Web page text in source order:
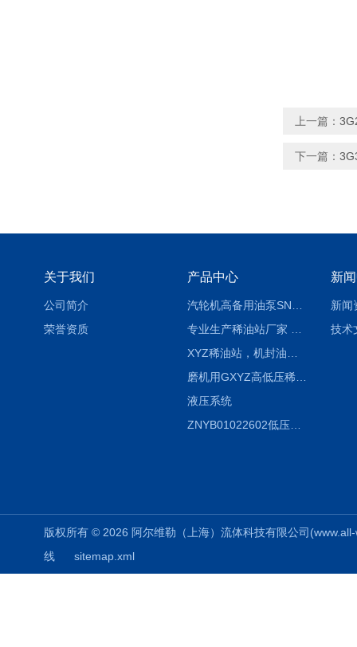
上一篇：
下一篇：
关于我们
公司简介
荣誉资质
产品中心
磨机用GXYZ高低压稀油站，静压油润滑系统
液压系统
ZNYB01022602低压螺杆泵
新
新闻
技术
版权所有 © 2026 阿尔维勒（上海）流体科技有限公司
线
sitemap.xml